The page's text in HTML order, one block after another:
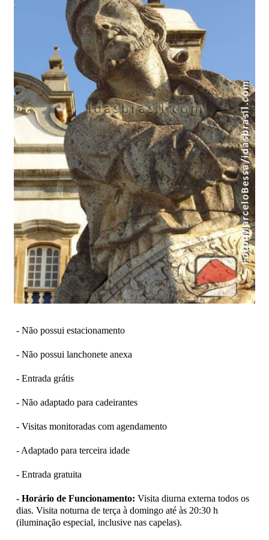
- Não possui estacionamento
- Não possui lanchonete anexa
- Entrada grátis
- Não adaptado para cadeirantes
- Visitas monitoradas com agendamento
- Adaptado para terceira idade
- Entrada gratuita
- Horário de Funcionamento: Visita diurna externa todos os
dias. Visita noturna de terça à domingo até às 20:30 h
(iluminação especial, inclusive nas capelas).